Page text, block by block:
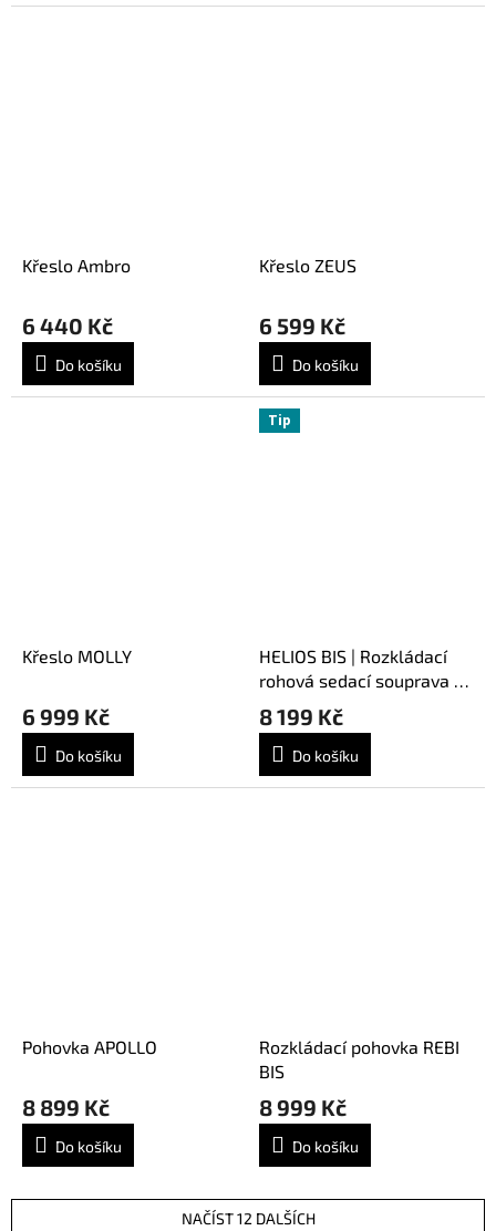
Křeslo Ambro
6 440 Kč
Do košíku
Křeslo ZEUS
6 599 Kč
Do košíku
Křeslo MOLLY
6 999 Kč
Do košíku
Tip
HELIOS BIS | Rozkládací
rohová sedací souprava do
L
8 199 Kč
Do košíku
Pohovka APOLLO
8 899 Kč
Do košíku
Rozkládací pohovka REBI
BIS
8 999 Kč
Do košíku
NAČÍST 12 DALŠÍCH